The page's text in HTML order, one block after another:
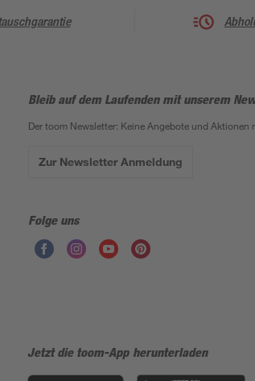
Bleib auf dem Laufenden mit unserem
Der toom Newsletter: Keine Angebote und Aktionen
Zur Newsletter Anmeldung
Folge uns
Jetzt die toom-App herunterladen